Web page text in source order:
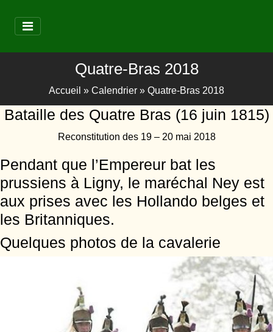
Quatre-Bras 2018
Accueil » Calendrier » Quatre-Bras 2018
Bataille des Quatre Bras (16 juin 1815)
Reconstitution des 19 – 20 mai 2018
Pendant que l’Empereur bat les
prussiens à Ligny, le maréchal Ney est
aux prises avec les Hollando belges et
les Britanniques.
Quelques photos de la cavalerie